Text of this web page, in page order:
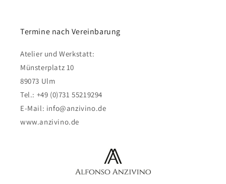
Termine nach Vereinbarung
Atelier und Werkstatt:
Münsterplatz 10
89073 Ulm
Tel.: +49 (0)731 55219294
E-Mail: info@anzivino.de
www.anzivino.de